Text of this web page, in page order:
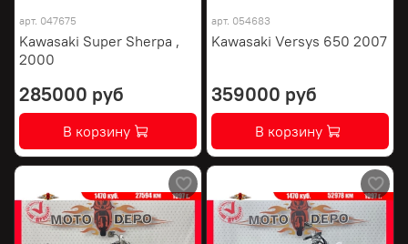
арт. 047675
Kawasaki Super Sherpa ,
2000
285000 руб
В корзину
арт. 054683
Kawasaki Versys 650 2007
359000 руб
В корзину